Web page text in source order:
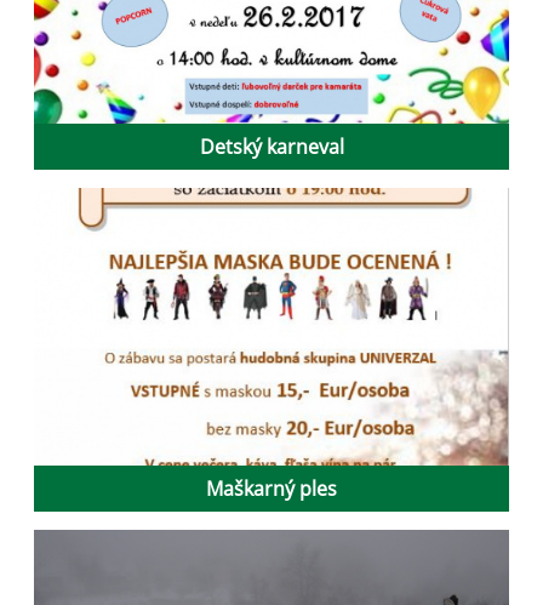
Detský karneval
Maškarný ples